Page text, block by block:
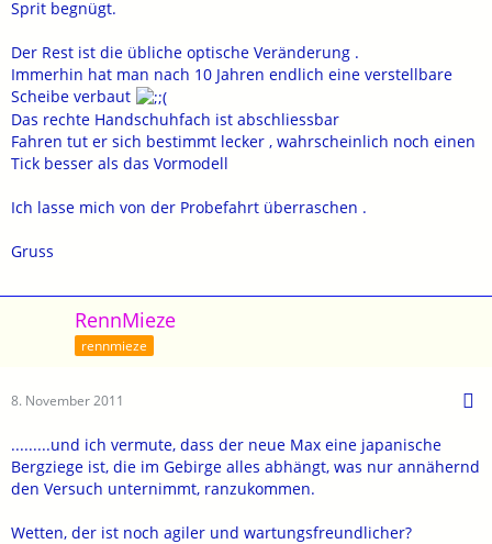
Sprit begnügt.
Der Rest ist die übliche optische Veränderung .
Immerhin hat man nach 10 Jahren endlich eine verstellbare
Scheibe verbaut
Das rechte Handschuhfach ist abschliessbar
Fahren tut er sich bestimmt lecker , wahrscheinlich noch einen
Tick besser als das Vormodell
Ich lasse mich von der Probefahrt überraschen .
Gruss
RennMieze
rennmieze
8. November 2011
.........und ich vermute, dass der neue Max eine japanische
Bergziege ist, die im Gebirge alles abhängt, was nur annähernd
den Versuch unternimmt, ranzukommen.
Wetten, der ist noch agiler und wartungsfreundlicher?